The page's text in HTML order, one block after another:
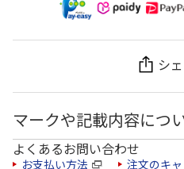
シ
マークや記載内容につ
よくあるお問い合わせ
お支払い方法 注文のキ